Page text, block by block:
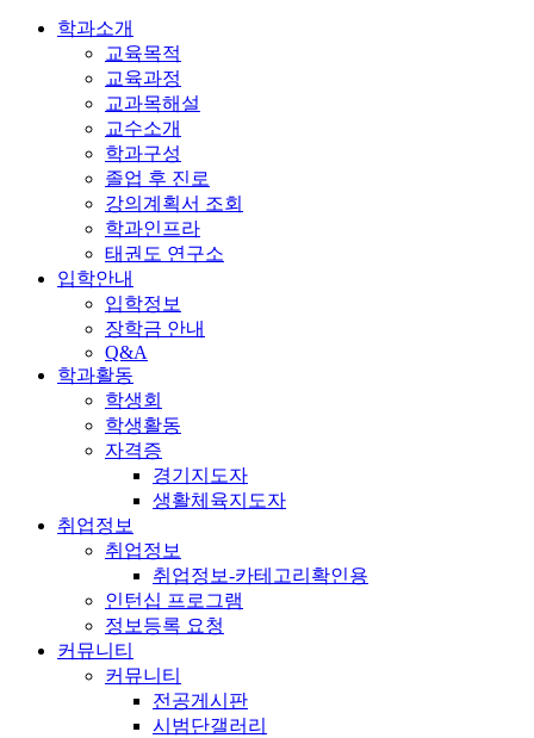
학과소개
교육목적
교육과정
교과목해설
교수소개
학과구성
졸업 후 진로
강의계획서 조회
학과인프라
태권도 연구소
입학안내
입학정보
장학금 안내
Q&A
학과활동
학생회
학생활동
자격증
경기지도자
생활체육지도자
취업정보
취업정보
취업정보-카테고리확인용
인턴십 프로그램
정보등록 요청
커뮤니티
커뮤니티
전공게시판
시범단갤러리